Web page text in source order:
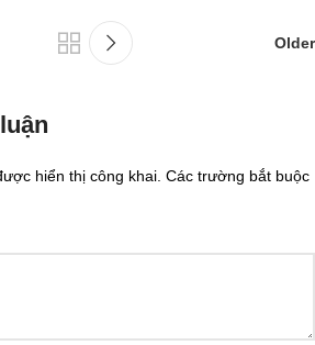
Older
hiển thị công khai. Các trường bắt buộc